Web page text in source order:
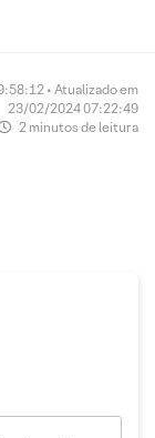
• Atualizado em
23/02/2024 07:22:49
2 minutos de leitura